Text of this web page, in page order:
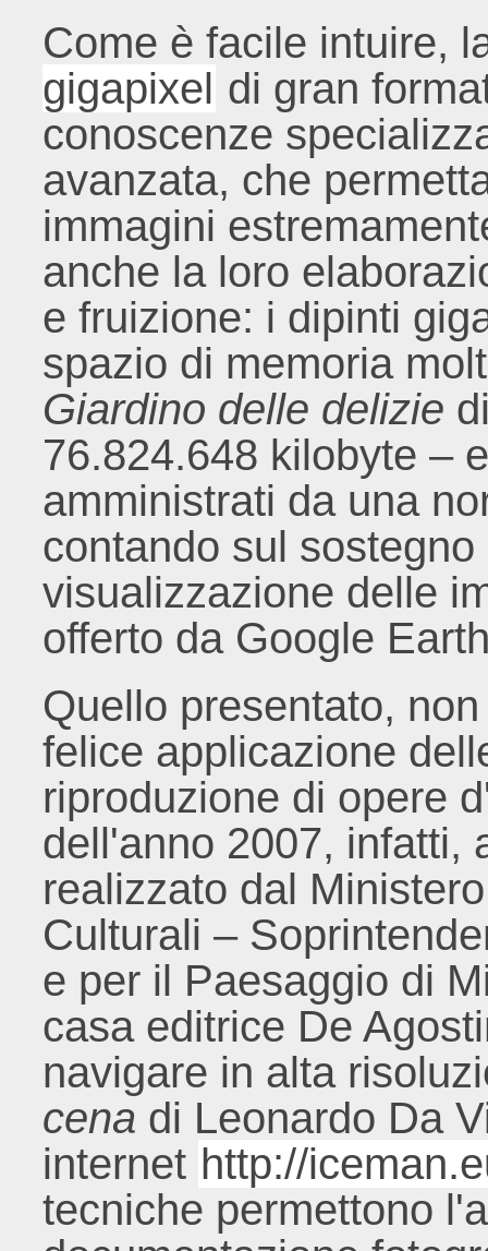
Come è facile intuire,
gigapixel di gran
conoscenze
avanzata, che
immagini
anche la loro
e fruizione: i dipinti
spazio di memoria
Giardino delle delizie
76.824.648 kilobyte –
amministrati da una
contando sul
visualizzazione delle
offerto da Google
Quello presentato,
felice applicazione
riproduzione di opere
dell'anno 2007, infatti,
realizzato dal
Culturali –
e per il Paesaggio di
casa editrice De
navigare in alta
cena di Leonardo Da
internet http://
tecniche permettono